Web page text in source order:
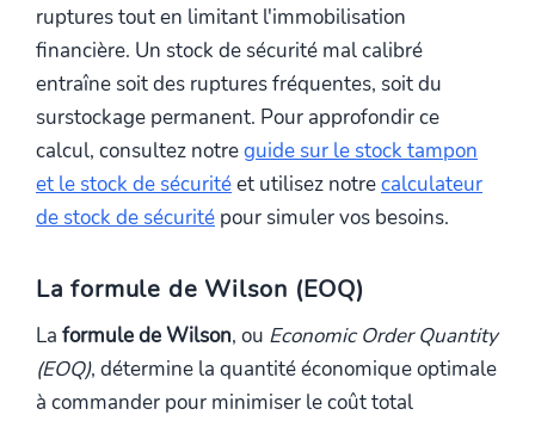
ruptures tout en limitant l'immobilisation
financière. Un stock de sécurité mal calibré
entraîne soit des ruptures fréquentes, soit du
surstockage permanent. Pour approfondir ce
calcul, consultez notreguide sur le stock tampon
et le stock de sécuritéet utilisez notrecalculateur
de stock de sécurité pour simuler vos besoins.
La formule de Wilson (EOQ)
La formule de Wilson, ou Economic Order Quantity
(EOQ), détermine la quantité économique optimale
à commander pour minimiser le coût total